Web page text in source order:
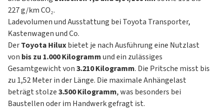
227 g/km CO₂.
Ladevolumen und Ausstattung bei Toyota Transporter,
Kastenwagen und Co.
DerToyota Hiluxbietet je nach Ausführung eine Nutzlast
von bis zu 1.000 Kilogrammund ein zulässiges
Gesamtgewicht von3.210 Kilogramm. Die Pritsche misst bis
zu 1,52 Meter in der Länge. Die maximale Anhängelast
beträgt stolze3.500 Kilogramm, was besonders bei
Baustellen oder im Handwerk gefragt ist.